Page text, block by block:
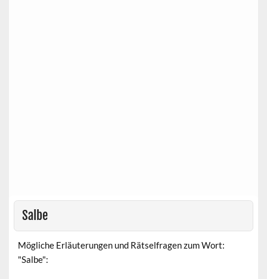
Salbe
Mögliche Erläuterungen und Rätselfragen zum Wort:
"Salbe":